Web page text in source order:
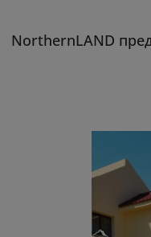
NorthernLAND